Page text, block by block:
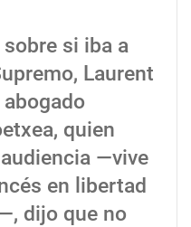
si iba a
Laurent
quien
—vive
en libertad
dijo que no